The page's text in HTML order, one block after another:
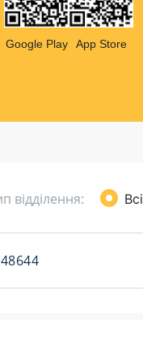
та листівки
доставка
Google Play App Store
відділення: Всі